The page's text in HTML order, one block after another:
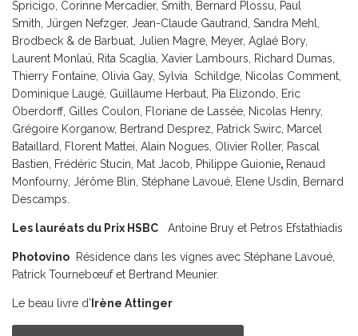
Spricigo, Corinne Mercadier, Smith, Bernard Plossu, Paul
Smith, Jürgen Nefzger, Jean-Claude Gautrand, Sandra Mehl,
Brodbeck & de Barbuat, Julien Magre, Meyer, Aglaé Bory,
Laurent Monlaü, Rita Scaglia, Xavier Lambours, Richard Dumas,
Thierry Fontaine, Olivia Gay, Sylvia Schildge, Nicolas Comment,
Dominique Laugé, Guillaume Herbaut, Pia Elizondo, Eric
Oberdorff, Gilles Coulon, Floriane de Lassée, Nicolas Henry,
Grégoire Korganow, Bertrand Desprez, Patrick Swirc, Marcel
Bataillard, Florent Mattei, Alain Nogues, Olivier Roller, Pascal
Bastien, Frédéric Stucin, Mat Jacob, Philippe Guionie, Renaud
Monfourny, Jérôme Blin, Stéphane Lavoué, Elene Usdin, Bernard
Descamps.
Les lauréats du Prix HSBC Antoine Bruy et Petros Efstathiadis
Photovino Résidence dans les vignes avec Stéphane Lavoué,
Patrick Tournebœuf et Bertrand Meunier.
Le beau livre d’ Irène Attinger